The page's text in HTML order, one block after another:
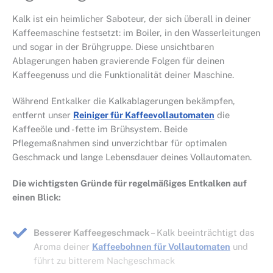
Kalk ist ein heimlicher Saboteur, der sich überall in deiner
Kaffeemaschine festsetzt: im Boiler, in den Wasserleitungen
und sogar in der Brühgruppe. Diese unsichtbaren
Ablagerungen haben gravierende Folgen für deinen
Kaffeegenuss und die Funktionalität deiner Maschine.
Während Entkalker die Kalkablagerungen bekämpfen,
entfernt unser Reiniger für Kaffeevollautomaten die
Kaffeeöle und -fette im Brühsystem. Beide
Pflegemaßnahmen sind unverzichtbar für optimalen
Geschmack und lange Lebensdauer deines Vollautomaten.
Die wichtigsten Gründe für regelmäßiges Entkalken auf
einen Blick:
Besserer Kaffeegeschmack– Kalk beeinträchtigt das
Aroma deiner Kaffeebohnen für Vollautomaten und
führt zu bitterem Nachgeschmack